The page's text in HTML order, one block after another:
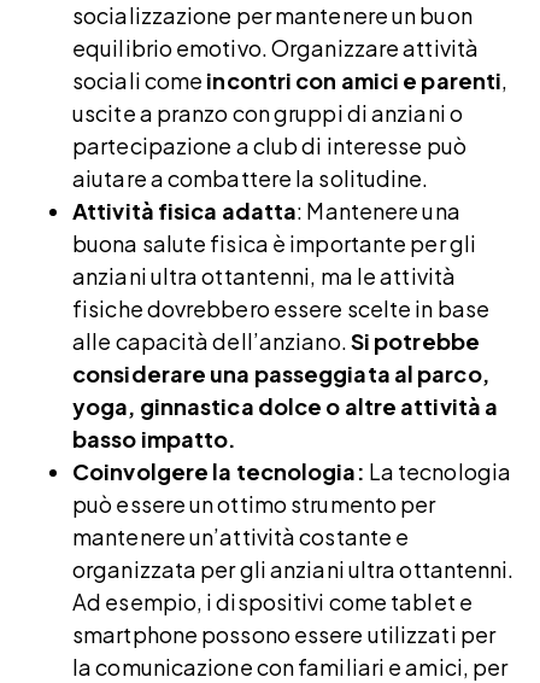
socializzazione per mantenere un buon
equilibrio emotivo. Organizzare attività
sociali come incontri con amici e parenti,
uscite a pranzo con gruppi di anziani o
partecipazione a club di interesse può
aiutare a combattere la solitudine.
Attività fisica adatta: Mantenere una
buona salute fisica è importante per gli
anziani ultra ottantenni, ma le attività
fisiche dovrebbero essere scelte in base
alle capacità dell’anziano.Si potrebbe
considerare una passeggiata al parco,
yoga, ginnastica dolce o altre attività a
basso impatto.
Coinvolgere la tecnologia: La tecnologia
può essere un ottimo strumento per
mantenere un’attività costante e
organizzata per gli anziani ultra ottantenni.
Ad esempio, i dispositivi come tablet e
smartphone possono essere utilizzati per
la comunicazione con familiari e amici, per